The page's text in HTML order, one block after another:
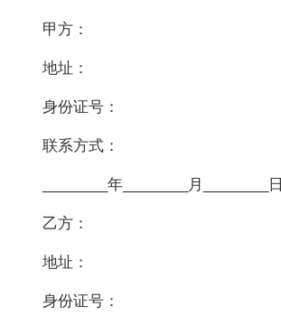
甲方：
地址：
身份证号：
联系方式：
________年________月________日
乙方：
地址：
身份证号：